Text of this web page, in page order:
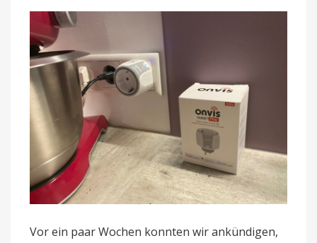
33,99
Euro
Vor ein paar Wochen konnten wir ankündigen,